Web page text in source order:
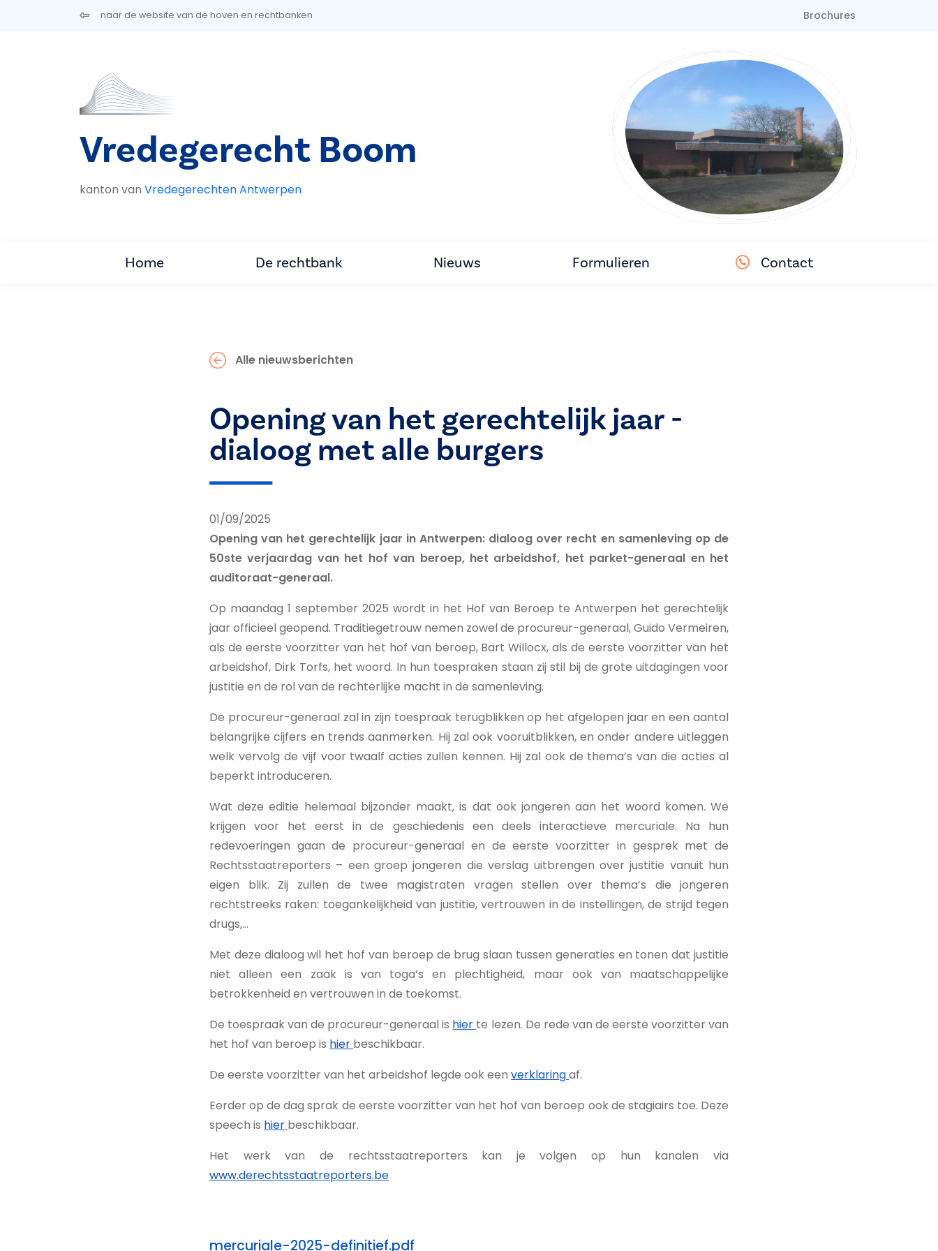
Overslaan en naar de inhoud gaannaar de website van de hoven en rechtbanken Brochures
Vredegerecht Boom
kanton van Vredegerechten Antwerpen
Home De rechtbank Nieuws Formulieren Contact
Alle nieuwsberichten
Opening van het gerechtelijk jaar -
dialoog met alle burgers
01/09/2025
Opening van het gerechtelijk jaar in Antwerpen: dialoog over recht en samenleving op de
50ste verjaardag van het hof van beroep, het arbeidshof, het parket-generaal en het
auditoraat-generaal.
Op maandag 1 september 2025 wordt in het Hof van Beroep te Antwerpen het gerechtelijk
jaar officieel geopend. Traditiegetrouw nemen zowel de procureur-generaal, Guido Vermeiren,
als de eerste voorzitter van het hof van beroep, Bart Willocx, als de eerste voorzitter van het
arbeidshof, Dirk Torfs, het woord. In hun toespraken staan zij stil bij de grote uitdagingen voor
justitie en de rol van de rechterlijke macht in de samenleving.
De procureur-generaal zal in zijn toespraak terugblikken op het afgelopen jaar en een aantal
belangrijke cijfers en trends aanmerken. Hij zal ook vooruitblikken, en onder andere uitleggen
welk vervolg de vijf voor twaalf acties zullen kennen. Hij zal ook de thema’s van die acties al
beperkt introduceren.
Wat deze editie helemaal bijzonder maakt, is dat ook jongeren aan het woord komen. We
krijgen voor het eerst in de geschiedenis een deels interactieve mercuriale. Na hun
redevoeringen gaan de procureur-generaal en de eerste voorzitter in gesprek met de
Rechtsstaatreporters – een groep jongeren die verslag uitbrengen over justitie vanuit hun
eigen blik. Zij zullen de twee magistraten vragen stellen over thema’s die jongeren
rechtstreeks raken: toegankelijkheid van justitie, vertrouwen in de instellingen, de strijd tegen
drugs,...
Met deze dialoog wil het hof van beroep de brug slaan tussen generaties en tonen dat justitie
niet alleen een zaak is van toga’s en plechtigheid, maar ook van maatschappelijke
betrokkenheid en vertrouwen in de toekomst.
De toespraak van de procureur-generaal is hier te lezen. De rede van de eerste voorzitter van
het hof van beroep is hier beschikbaar.
De eerste voorzitter van het arbeidshof legde ook een verklaringaf.
Eerder op de dag sprak de eerste voorzitter van het hof van beroep ook de stagiairs toe. Deze
speech is hier beschikbaar.
Het werk van de rechtsstaatreporters kan je volgen op hun kanalen via
www.derechtsstaatreporters.be
mercuriale-2025-definitief.pdf